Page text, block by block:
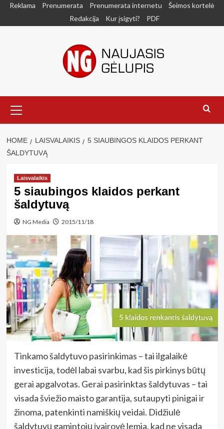
SkipReklama Prenumerata Prenumerata internetu
Šeimos kortelė
Redakcija
Kur įsigyti? PDF
Menu
HOME LAISVALAIKIS
5 SIAUBINGOS KLAIDOS PERKANT
ŠALDYTUVĄ
Laisvalaikis
5 siaubingos klaidos perkant
šaldytuvą
NG Media 2015/11/18
Tinkamo šaldytuvo pasirinkimas – tai ilgalaikė
investicija, todėl labai svarbu, kad šis pirkinys būtų
gerai apgalvotas. Gerai pasirinktas šaldytuvas – tai
visada šviežio maisto garantija, sutaupyti pinigai ir
žinoma, patenkinti namiškių veidai. Didžiulė
šaldytuvų gamintojų įvairovė lemia, kad ne visada